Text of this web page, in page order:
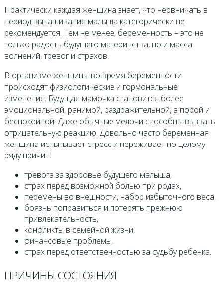
Практически каждая женщина знает, что нервничать в
период вынашивания малыша категорически не
рекомендуется. Тем не менее, беременность – это не
только радость будущего материнства, но и масса
волнений, тревог и страхов.
В организме женщины во время беременности
происходят физиологические и гормональные
изменения. Будущая мамочка становится более
эмоциональной, ранимой, раздражительной, а порой и
беспокойной. Даже обычные мелочи способны вызвать
отрицательную реакцию. Довольно часто беременная
женщина испытывает стресс и переживает по целому
ряду причин:
тревога за здоровье будущего малыша,
страх перед возможной болью при родах,
перемены во внешности, набор избыточного веса,
боязнь поправиться и потерять прежнюю
привлекательность,
конфликты в семейной жизни,
финансовые проблемы,
страх перед ответственностью за судьбу ребенка.
ПРИЧИНЫ СОСТОЯНИЯ